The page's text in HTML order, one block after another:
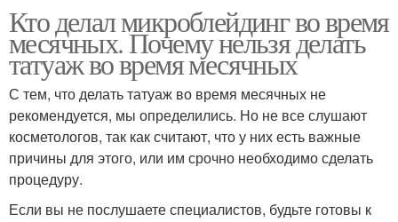
Кто делал микроблейдинг во время
месячных. Почему нельзя делать
татуаж во время месячных
С тем, что делать татуаж во время месячных не
рекомендуется, мы определились. Но не все слушают
косметологов, так как считают, что у них есть важные
причины для этого, или им срочно необходимо сделать
процедуру.
Если вы не послушаете специалистов, будьте готовы к